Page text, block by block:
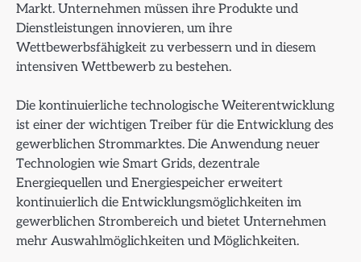
Markt. Unternehmen müssen ihre Produkte und
Dienstleistungen innovieren, um ihre
Wettbewerbsfähigkeit zu verbessern und in diesem
intensiven Wettbewerb zu bestehen.
Die kontinuierliche technologische Weiterentwicklung
ist einer der wichtigen Treiber für die Entwicklung des
gewerblichen Strommarktes. Die Anwendung neuer
Technologien wie Smart Grids, dezentrale
Energiequellen und Energiespeicher erweitert
kontinuierlich die Entwicklungsmöglichkeiten im
gewerblichen Strombereich und bietet Unternehmen
mehr Auswahlmöglichkeiten und Möglichkeiten.